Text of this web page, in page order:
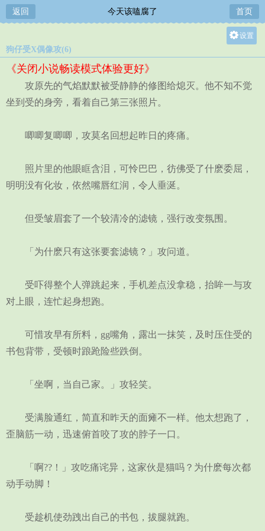
返回 今天该嗑腐了 首页
设置
中
狗仔受X偶像攻(6)
《关闭小说畅读模式体验更好》
攻原先的气焰默默被受静静的修图给熄灭。他不知不觉
坐到受的身旁，看着自己第三张照片。
唧唧复唧唧，攻莫名回想起昨日的疼痛。
照片里的他眼眶含泪，可怜巴巴，彷佛受了什麽委屈，
明明没有化妆，依然嘴唇红润，令人垂涎。
但受皱眉套了一个较清冷的滤镜，强行改变氛围。
「为什麽只有这张要套滤镜？」攻问道。
受吓得整个人弹跳起来，手机差点没拿稳，抬眸一与攻
对上眼，连忙起身想跑。
可惜攻早有所料，gg嘴角，露出一抹笑，及时压住受的
书包背带，受顿时踉跄险些跌倒。
「坐啊，当自己家。」攻轻笑。
受满脸通红，简直和昨天的面瘫不一样。他太想跑了，
歪脑筋一动，迅速俯首咬了攻的脖子一口。
「啊??！」攻吃痛诧异，这家伙是猫吗？为什麽每次都
动手动脚！
受趁机使劲跩出自己的书包，拔腿就跑。